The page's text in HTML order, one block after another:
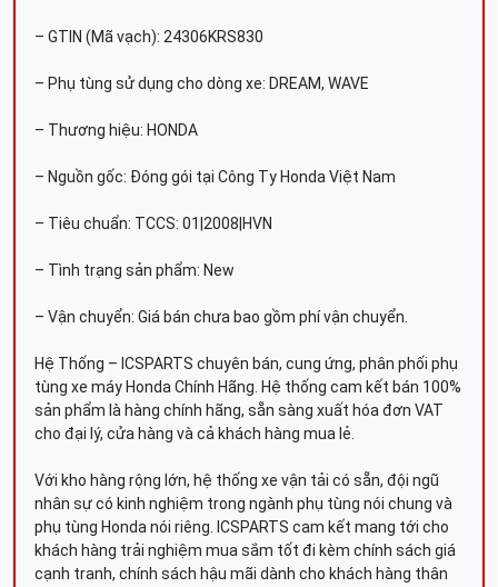
– GTIN (Mã vạch): 24306KRS830
– Phụ tùng sử dụng cho dòng xe: DREAM, WAVE
– Thương hiệu: HONDA
– Nguồn gốc: Đóng gói tại Công Ty Honda Việt Nam
– Tiêu chuẩn: TCCS: 01|2008|HVN
– Tình trạng sản phẩm: New
– Vận chuyển: Giá bán chưa bao gồm phí vận chuyển.
Hệ Thống – ICSPARTS chuyên bán, cung ứng, phân phối phụ
tùng xe máy Honda Chính Hãng. Hệ thống cam kết bán 100%
sản phẩm là hàng chính hãng, sẵn sàng xuất hóa đơn VAT
cho đại lý, cửa hàng và cả khách hàng mua lẻ.
Với kho hàng rộng lớn, hệ thống xe vận tải có sẵn, đội ngũ
nhân sự có kinh nghiệm trong ngành phụ tùng nói chung và
phụ tùng Honda nói riêng. ICSPARTS cam kết mang tới cho
khách hàng trải nghiệm mua sắm tốt đi kèm chính sách giá
cạnh tranh, chính sách hậu mãi dành cho khách hàng thân